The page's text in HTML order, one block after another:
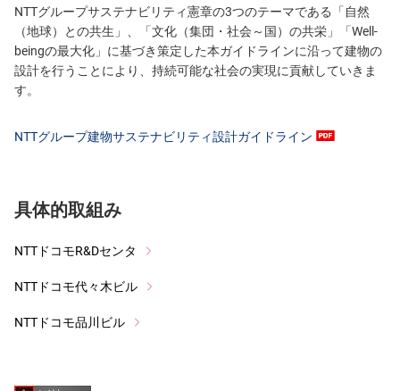
NTTグループサステナビリティ憲章の3つのテーマである「自然
（地球）との共生」、「文化（集団・社会～国）の共栄」「Well-
beingの最大化」に基づき策定した本ガイドラインに沿って建物の
設計を行うことにより、持続可能な社会の実現に貢献していきま
す。
NTTグループ建物サステナビリティ設計ガイドライン
具体的取組み
NTTドコモR&Dセンタ
NTTドコモ代々木ビル
NTTドコモ品川ビル